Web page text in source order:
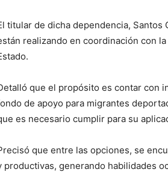
titular de dicha dependencia, Santos
realizando en coordinación con
que el propósito es contar con
de apoyo para migrantes
es necesario cumplir para su
que entre las opciones, se
productivas, generando habilidades